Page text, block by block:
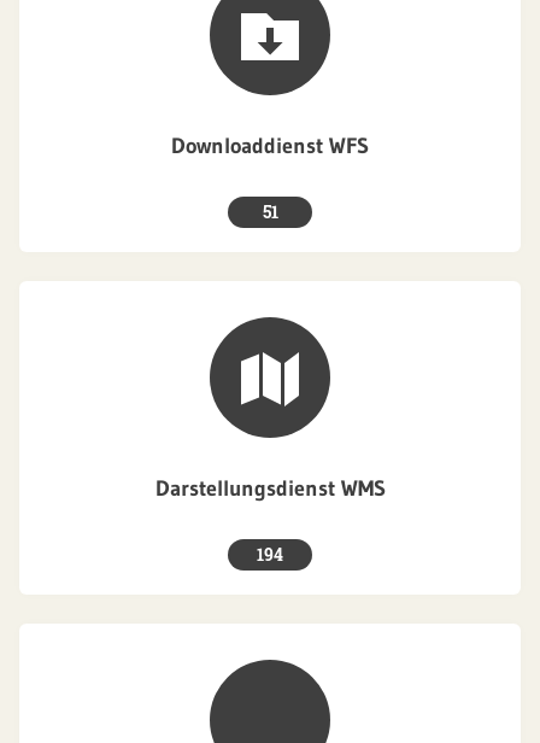
Downloaddienst WFS
51
Darstellungsdienst WMS
194